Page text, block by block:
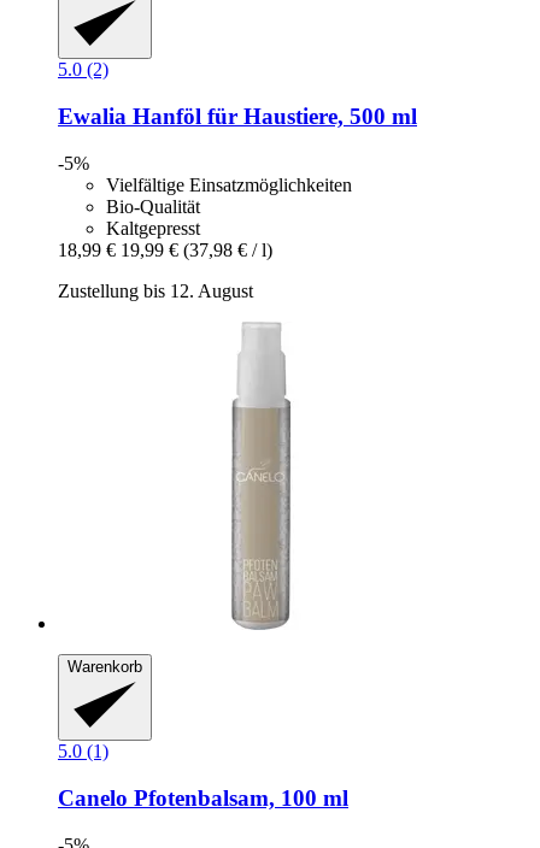
5.0 (2)
Ewalia Hanföl für Haustiere, 500 ml
-5%
Vielfältige Einsatzmöglichkeiten
Bio-Qualität
Kaltgepresst
18,99 € 19,99 € (37,98 € / l)
Zustellung bis 12. August
Warenkorb
5.0 (1)
Canelo Pfotenbalsam, 100 ml